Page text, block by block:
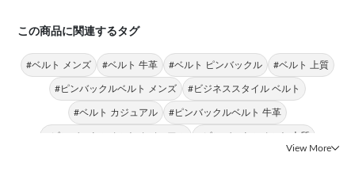
この商品に関連するタグ
#ベルト メンズ #ベルト 牛革 #ベルト ピンバックル #ベルト 上質
#ピンバックルベルト メンズ #ビジネススタイル ベルト
#ベルト カジュアル #ピンバックルベルト 牛革
#ピンバックルベルト カジュアル
#ピンバックルベルト 上質
View More